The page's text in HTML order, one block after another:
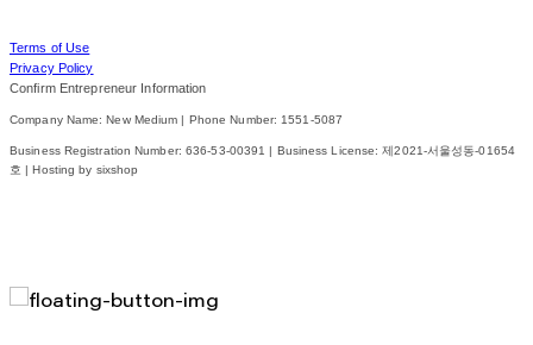
Terms of Use
Privacy Policy
Confirm Entrepreneur Information
Company Name: New Medium | Phone Number: 1551-5087
Business Registration Number: 636-53-00391 | Business License:제2021-서울성동-01654
호 | Hosting by sixshop